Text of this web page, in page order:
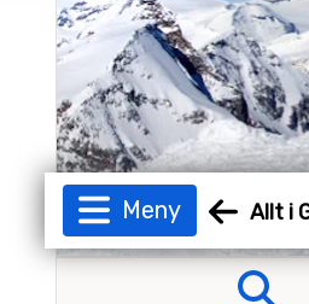
Meny Allt i